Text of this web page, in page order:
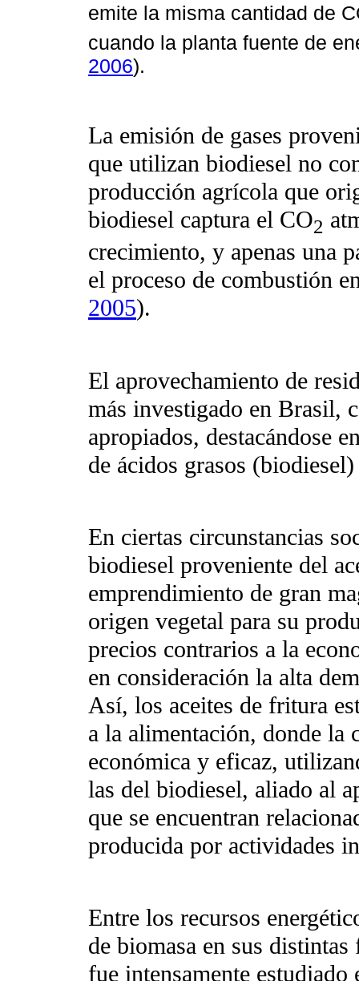
emite la misma cantidad de
cuando la planta fuente de
2006).
La emisión de gases
que utilizan biodiesel no
producción agrícola que
biodiesel captura el CO2
crecimiento, y apenas una
el proceso de combustión
2005).
El aprovechamiento de
más investigado en Brasil,
apropiados, destacándose
de ácidos grasos
En ciertas circunstancias
biodiesel proveniente del
emprendimiento de gran
origen vegetal para su
precios contrarios a la
en consideración la alta
Así, los aceites de fritura
a la alimentación, donde la
económica y eficaz,
las del biodiesel, aliado al
que se encuentran
producida por actividades
Entre los recursos
de biomasa en sus
fue intensamente